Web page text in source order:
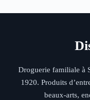
Droguerie familiale à
1920. Produits
beaux-arts,